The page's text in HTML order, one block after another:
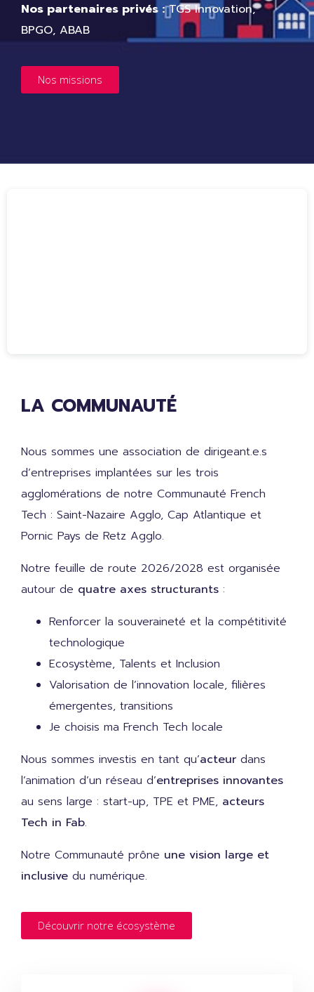
Nos partenaires privés :TGS Innovation,
BPGO, ABAB
Nos missions
LA COMMUNAUTÉ
Nous sommes une association de dirigeant.e.s
d’entreprises implantées sur les trois
agglomérations de notre Communauté French
Tech : Saint-Nazaire Agglo, Cap Atlantique et
Pornic Pays de Retz Agglo.
Notre feuille de route 2026/2028 est organisée
autour de quatre axes structurants :
Renforcer la souveraineté et la compétitivité
technologique
Ecosystème, Talents et Inclusion
Valorisation de l’innovation locale, filières
émergentes, transitions
Je choisis ma French Tech locale
Nous sommes investis en tant qu’acteur dans
l’animation d’un réseau d’entreprises innovantes
au sens large : start-up, TPE et PME, acteurs
Tech in Fab.
Notre Communauté prône une vision large et
inclusive du numérique.
Découvrir notre écosystème